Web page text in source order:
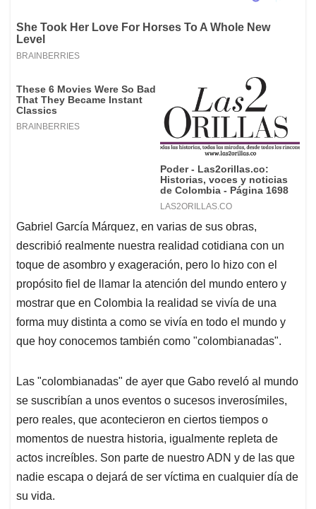
Gabriel García Márquez, en varias de sus obras,
describió realmente nuestra realidad cotidiana con un
toque de asombro y exageración, pero lo hizo con el
propósito fiel de llamar la atención del mundo entero y
mostrar que en Colombia la realidad se vivía de una
forma muy distinta a como se vivía en todo el mundo y
que hoy conocemos también como "colombianadas".
Las "colombianadas" de ayer que Gabo reveló al mundo
se suscribían a unos eventos o sucesos inverosímiles,
pero reales, que acontecieron en ciertos tiempos o
momentos de nuestra historia, igualmente repleta de
actos increíbles. Son parte de nuestro ADN y de las que
nadie escapa o dejará de ser víctima en cualquier día de
su vida.